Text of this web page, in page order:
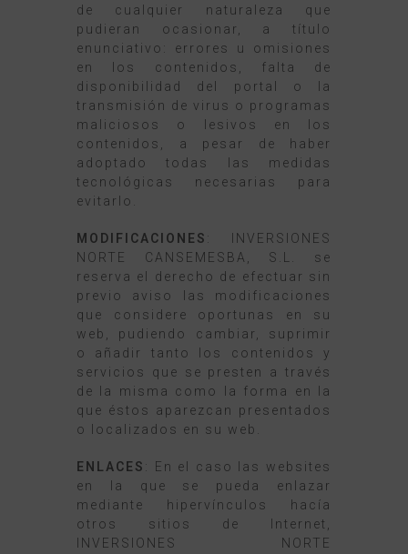
de cualquier naturaleza que
pudieran ocasionar, a título
enunciativo: errores u omisiones
en los contenidos, falta de
disponibilidad del portal o la
transmisión de virus o programas
maliciosos o lesivos en los
contenidos, a pesar de haber
adoptado todas las medidas
tecnológicas necesarias para
evitarlo.
MODIFICACIONES : INVERSIONES
NORTE CANSEMESBA, S.L. se
reserva el derecho de efectuar sin
previo aviso las modificaciones
que considere oportunas en su
web, pudiendo cambiar, suprimir
o añadir tanto los contenidos y
servicios que se presten a través
de la misma como la forma en la
que éstos aparezcan presentados
o localizados en su web.
ENLACES : En el caso las websites
en la que se pueda enlazar
mediante hipervínculos hacía
otros sitios de Internet,
INVERSIONES NORTE